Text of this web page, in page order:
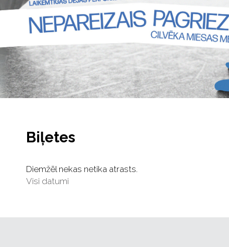
Biļetes
Diemžēl nekas netika atrasts.
Visi datumi